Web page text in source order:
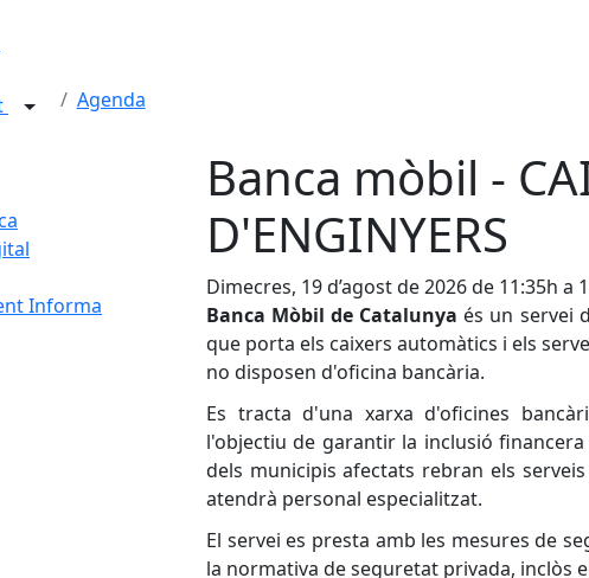
Agenda
Informa
Banca mòbil -
D'ENGINYERS
Dimecres, 19 d’agost de 2026 de 11:35h a
Banca Mòbil de Catalunya és un servei
que porta els caixers automàtics i els
no disposen d'oficina bancària.
Es tracta d'una xarxa d'oficines
l'objectiu de garantir la inclusió financera
dels municipis afectats rebran els
atendrà personal especialitzat.
El servei es presta amb les mesures de
la normativa de seguretat privada, inclòs